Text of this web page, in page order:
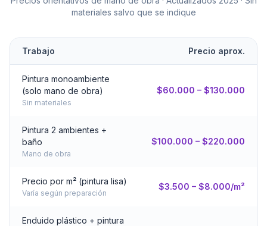
materiales salvo que se indique
Trabajo Precio aprox.
Pintura monoambiente
(solo mano de obra)
Sin materiales
$60.000 – $130.000
Pintura 2 ambientes +
baño
Mano de obra
$100.000 – $220.000
Precio por m² (pintura lisa)
Varía según preparación
$3.500 – $8.000/m²
Enduido plástico + pintura